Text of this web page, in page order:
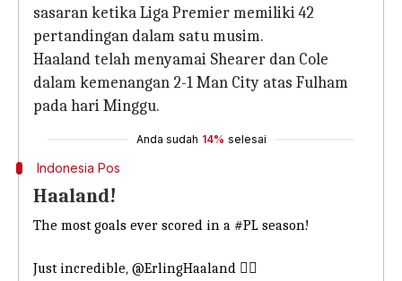
sasaran ketika Liga Premier memiliki 42
pertandingan dalam satu musim.
Haaland telah menyamai Shearer dan Cole
dalam kemenangan 2-1 Man City atas Fulham
pada hari Minggu.
Anda sudah 14% selesai
Indonesia Pos
Haaland!
The most goals ever scored in a #PL season!
Just incredible, @ErlingHaaland 🧘‍♂️